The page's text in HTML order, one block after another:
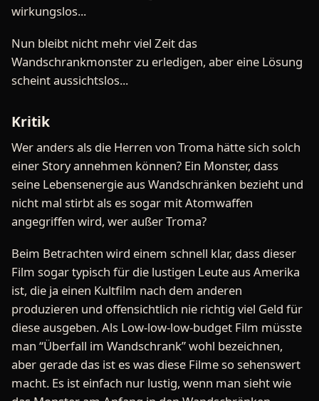
wirkungslos...
Nun bleibt nicht mehr viel Zeit das
Wandschrankmonster zu erledigen, aber eine Lösung
scheint aussichtslos...
Kritik
Wer anders als die Herren von Troma hätte sich solch
einer Story annehmen können? Ein Monster, dass
seine Lebensenergie aus Wandschränken bezieht und
nicht mal stirbt als es sogar mit Atomwaffen
angegriffen wird, wer außer Troma?
Beim Betrachten wird einem schnell klar, dass dieser
Film sogar typisch für die lustigen Leute aus Amerika
ist, die ja einen Kultfilm nach dem anderen
produzieren und offensichtlich nie richtig viel Geld für
diese ausgeben. Als Low-low-low-budget Film müsste
man “Überfall im Wandschrank” wohl bezeichnen,
aber gerade das ist es was diese Filme so sehenswert
macht. Es ist einfach nur lustig, wenn man sieht wie